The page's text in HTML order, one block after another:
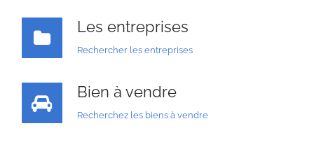
Les entreprises
Rechercher les entreprises
Bien à vendre
Recherchez les biens à vendre